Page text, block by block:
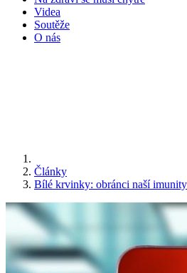
Videa
Soutěže
O nás
Články
Bílé krvinky: obránci naší imunity